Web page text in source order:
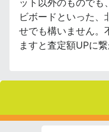
ット以外のものでも
ビボードといった
せでも構いません。
ますと査定額UPに繋